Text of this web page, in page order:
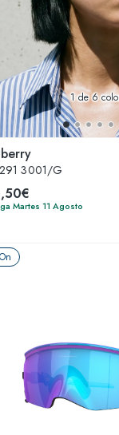
1de 6
3001/G
Martes 11 Agosto